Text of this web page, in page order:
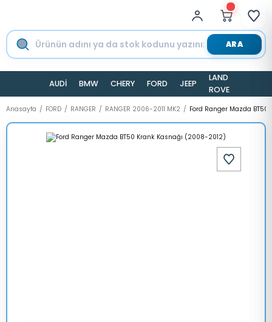
ARA
AUDİ BMW CHERY FORD JEEP
LAND
ROVER
Anasayfa FORD RANGER RANGER 2006-2011 MK2 Ford Ranger Mazda